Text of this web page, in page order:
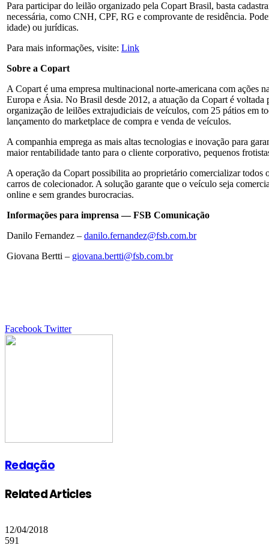
Para participar do leilão organizado pela Copart Brasil, basta
necessária, como CNH, CPF, RG e comprovante de residência.
idade) ou jurídicas.
Para mais informações, visite: Link
Sobre a Copart
A Copart é uma empresa multinacional norte-americana com ações
Europa e Ásia. No Brasil desde 2012, a atuação da Copart é
organização de leilões extrajudiciais de veículos, com 25 pátios em
lançamento do marketplace de compra e venda de veículos.
A companhia emprega as mais altas tecnologias e inovação para
maior rentabilidade tanto para o cliente corporativo, pequenos
A operação da Copart possibilita ao proprietário comercializar todos
carros de colecionador. A solução garante que o veículo seja
online e sem grandes burocracias.
Informações para imprensa — FSB Comunicação
Danilo Fernandez – danilo.fernandez@fsb.com.br
Giovana Bertti – giovana.bertti@fsb.com.br
Facebook TwitterGoogle+
LinkedIn
StumbleUpon
Tumblr
Pinterest
Reddit
VKontakte
Share
Print
Redação
Related Articles
12/04/2018
591